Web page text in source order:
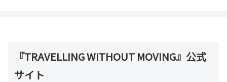
『TRAVELLING WITHOUT MOVING』公式
サイト